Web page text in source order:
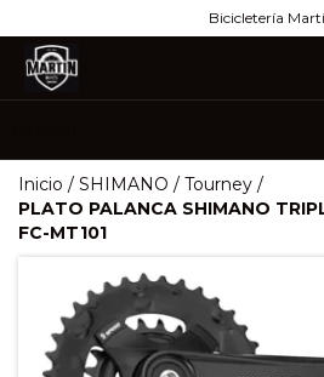
Bicicletería
Inicio / SHIMANO / Tourney /
PLATO PALANCA SHIMANO
FC-MT101